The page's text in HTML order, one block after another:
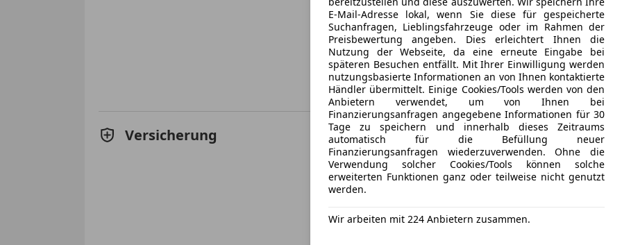
Sicherheit
ABS
Alarmanlage
ESP
Isofix
Kopfairbag
LED-
*Garantie 2 Jahre
*Handschuhfach beleuchtet
*Heckscheibenwischer
*Gepäckraumbeleuchtung
*Scheibenbremsen vorn und hinten
*ABS
*Kopfstützen vorn, höhenverstellbar
Versicherung Kfz-Versicherung
Versicherungsschutz an Ihre Bedürfnisse
Auto einfach online versichern & Rabatt holen
E-Mail-Adresse lokal, wenn Sie diese für gespeicherte
Suchanfragen, Lieblingsfahrzeuge oder im Rahmen der
Preisbewertung angeben. Dies erleichtert Ihnen die
Nutzung der Webseite, da eine erneute Eingabe bei
späteren Besuchen entfällt. Mit Ihrer Einwilligung werden
nutzungsbasierte Informationen an von Ihnen kontaktierte
Händler übermittelt. Einige Cookies/Tools werden von den
Anbietern verwendet, um von Ihnen bei
Finanzierungsanfragen angegebene Informationen für 30
Tage zu speichern und innerhalb dieses Zeitraums
automatisch für die Befüllung neuer
Finanzierungsanfragen wiederzuverwenden. Ohne die
Verwendung solcher Cookies/Tools können solche
erweiterten Funktionen ganz oder teilweise nicht genutzt
werden.
Wir arbeiten mit 224 Anbietern zusammen.